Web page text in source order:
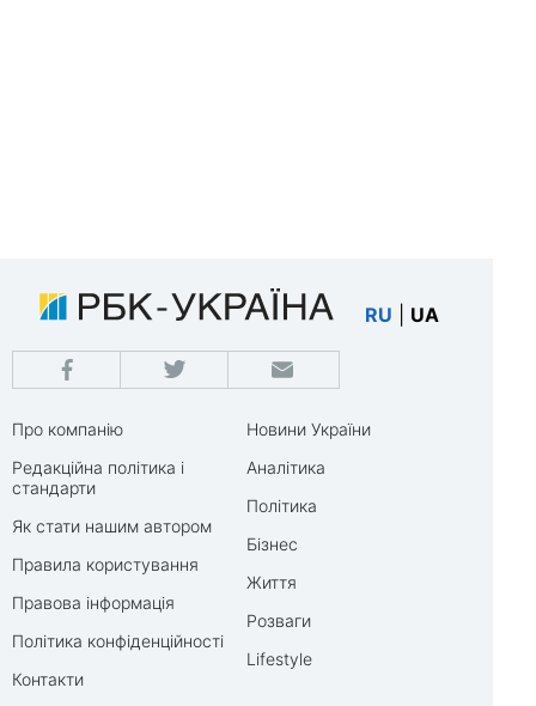
RU UA
Про компанію
Редакційна політика і
стандарти
Як стати нашим автором
Правила користування
Правова інформація
Політика конфіденційності
Контакти
Новини України
Аналітика
Політика
Бізнес
Життя
Розваги
Lifestyle